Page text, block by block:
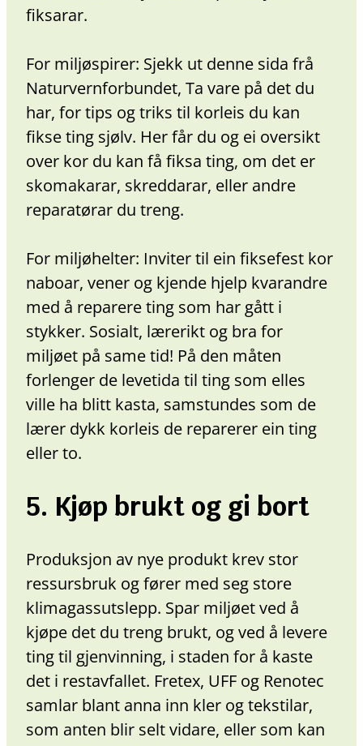
fiksarar.
For miljøspirer: Sjekk ut denne sida frå
Naturvernforbundet, Ta vare på det du
har, for tips og triks til korleis du kan
fikse ting sjølv. Her får du og ei oversikt
over kor du kan få fiksa ting, om det er
skomakarar, skreddarar, eller andre
reparatørar du treng.
For miljøhelter: Inviter til ein fiksefest kor
naboar, vener og kjende hjelp kvarandre
med å reparere ting som har gått i
stykker. Sosialt, lærerikt og bra for
miljøet på same tid! På den måten
forlenger de levetida til ting som elles
ville ha blitt kasta, samstundes som de
lærer dykk korleis de reparerer ein ting
eller to.
5. Kjøp brukt og gi bort
Produksjon av nye produkt krev stor
ressursbruk og fører med seg store
klimagassutslepp. Spar miljøet ved å
kjøpe det du treng brukt, og ved å levere
ting til gjenvinning, i staden for å kaste
det i restavfallet. Fretex, UFF og Renotec
samlar blant anna inn kler og tekstilar,
som anten blir selt vidare, eller som kan